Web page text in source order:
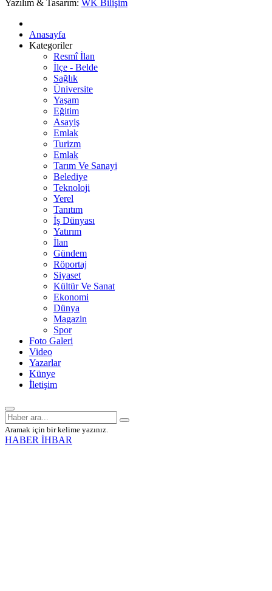
Yazılım & Tasarım: WK Bilişim
Anasayfa
Kategoriler
Resmî İlan
İlçe - Belde
Sağlık
Üniversite
Yaşam
Eğitim
Asayiş
Emlak
Turizm
Emlak
Tarım Ve Sanayi
Belediye
Teknoloji
Yerel
Tanıtım
İş Dünyası
Yatırım
İlan
Gündem
Röportaj
Siyaset
Kültür Ve Sanat
Ekonomi
Dünya
Magazin
Spor
Foto Galeri
Video
Yazarlar
Künye
İletişim
Aramak için bir kelime yazınız.
HABER İHBAR